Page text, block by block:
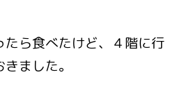
ら食べたけど、４階に行
ました。